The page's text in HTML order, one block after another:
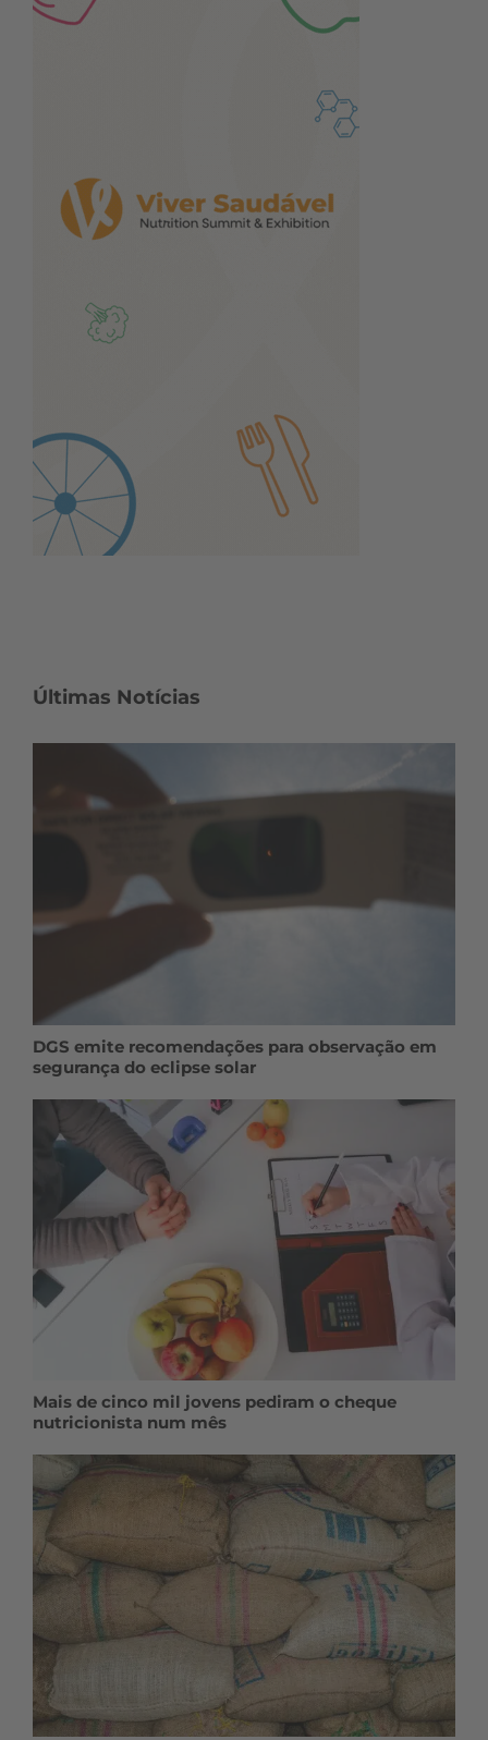
Últimas Notícias
DGS emite recomendações para observação em
segurança do eclipse solar
Mais de cinco mil jovens pediram o cheque
nutricionista num mês